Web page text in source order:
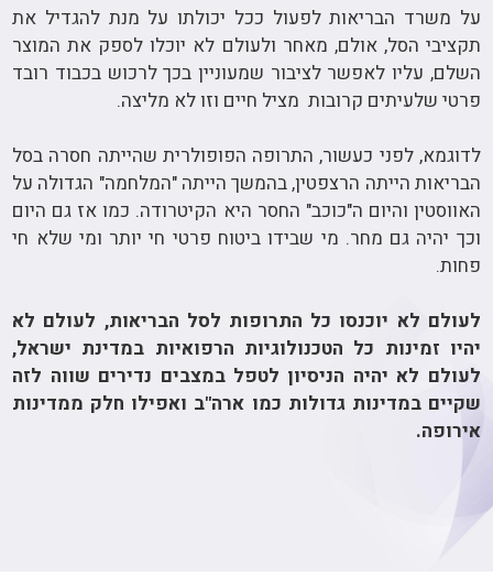
על משרד הבריאות לפעול ככל יכולתו על מנת להגדיל את
תקציבי הסל, אולם, מאחר ולעולם לא יוכלו לספק את המוצר
השלם, עליו לאפשר לציבור שמעוניין בכך לרכוש בכבוד רובד
פרטי שלעיתים קרובות מציל חיים וזו לא מליצה.
לדוגמא, לפני כעשור, התרופה הפופולרית שהייתה חסרה בסל
הבריאות הייתה הרצפטין, בהמשך הייתה "המלחמה" הגדולה על
האווסטין והיום ה"כוכב" החסר היא הקיטרודה. כמו אז גם היום
וכך יהיה גם מחר. מי שבידו ביטוח פרטי חי יותר ומי שלא חי
פחות.
לעולם לא יוכנסו כל התרופות לסל הבריאות, לעולם לא
יהיו זמינות כל הטכנולוגיות הרפואיות במדינת ישראל,
לעולם לא יהיה הניסיון לטפל במצבים נדירים שווה לזה
שקיים במדינות גדולות כמו ארה"ב ואפילו חלק ממדינות
אירופה.